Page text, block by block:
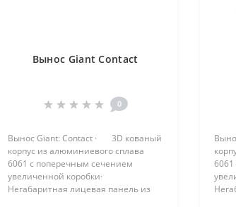
Вынос Giant Contact
0
Вынос Giant: Contact · 3D кованый
корпус из алюминиевого сплава
6061 с поперечным сечением
увеличенной коробки·
Негабаритная лицевая панель из